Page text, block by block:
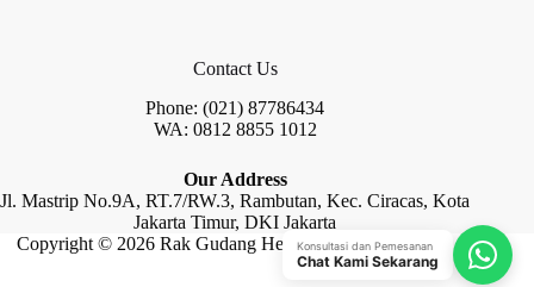
Contact Us
Phone: (021) 87786434
WA: 0812 8855 1012
Our Address
Jl. Mastrip No.9A, RT.7/RW.3, Rambutan, Kec. Ciracas, Kota
Jakarta Timur, DKI Jakarta
Copyright © 2026 Rak Gudang Heayy Duty by Raja Rak
Konsultasi dan Pemesanan
Chat Kami Sekarang